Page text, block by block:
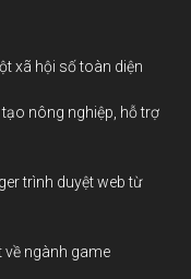
xã hội số toàn diện
nông nghiệp, hỗ trợ
trình duyệt web từ
về ngành game